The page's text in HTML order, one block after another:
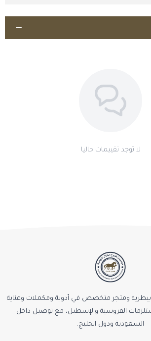
اطلب المنتج
لا توجد تقييمات حاليا
ومتجر متخصص في أدوية ومكملات وعناية
الفروسية والإسطبل، مع توصيل داخل
السعودية ودول الخليج.